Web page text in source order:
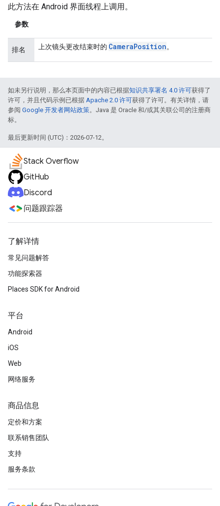
此方法在 Android 界面线程上调用。
参数
排名 上次镜头更改结束时的 CameraPosition。
如未另行说明，那么本页面中的内容已根据知识共享署名 4.0 许可获得了
许可，并且代码示例已根据 Apache 2.0 许可获得了许可。有关详情，请
参阅 Google 开发者网站政策。Java 是 Oracle 和/或其关联公司的注册商
标。
最后更新时间 (UTC)：2026-07-12。
Stack Overflow
GitHub
Discord
问题跟踪器
了解详情
常见问题解答
功能探索器
Places SDK for Android
平台
Android
iOS
Web
网络服务
商品信息
定价和方案
联系销售团队
支持
服务条款